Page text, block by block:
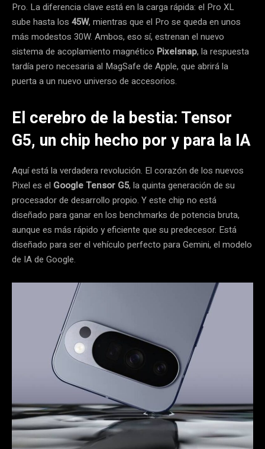
Pro. La diferencia clave está en la carga rápida: el Pro XL
sube hasta los 45W, mientras que el Pro se queda en unos
más modestos 30W. Ambos, eso sí, estrenan el nuevo
sistema de acoplamiento magnético Pixelsnap, la respuesta
tardía pero necesaria al MagSafe de Apple, que abrirá la
puerta a un nuevo universo de accesorios.
El cerebro de la bestia: Tensor
G5, un chip hecho por y para la IA
Aquí está la verdadera revolución. El corazón de los nuevos
Pixel es el Google Tensor G5, la quinta generación de su
procesador de desarrollo propio. Y este chip no está
diseñado para ganar en los benchmarks de potencia bruta,
aunque es más rápido y eficiente que su predecesor. Está
diseñado para ser el vehículo perfecto para Gemini, el modelo
de IA de Google.